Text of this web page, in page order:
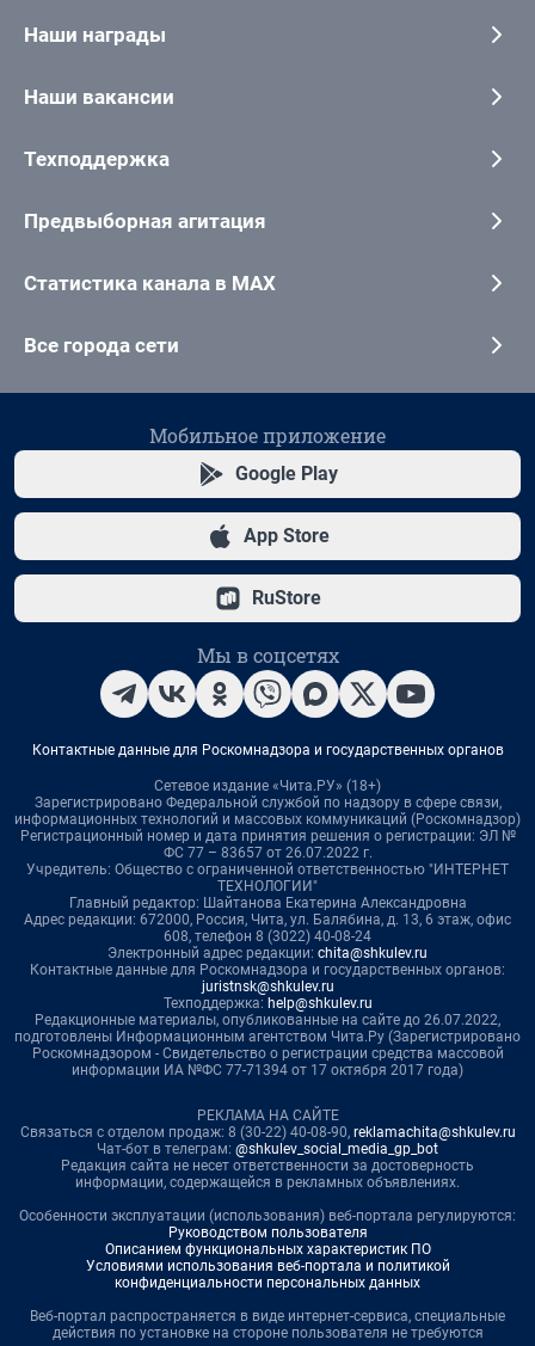
Наши награды
Наши вакансии
Техподдержка
Предвыборная агитация
Статистика канала в MAX
Все города сети
Мобильное приложение
Google Play
App Store
RuStore
Мы в соцсетях
Контактные данные для Роскомнадзора и государственных органов
Сетевое издание «Чита.РУ» (18+)
Зарегистрировано Федеральной службой по надзору в сфере связи,
информационных технологий и массовых коммуникаций (Роскомнадзор)
Регистрационный номер и дата принятия решения о регистрации: ЭЛ №
ФС 77 – 83657 от 26.07.2022 г.
Учредитель: Общество с ограниченной ответственностью "ИНТЕРНЕТ
ТЕХНОЛОГИИ"
Главный редактор: Шайтанова Екатерина Александровна
Адрес редакции: 672000, Россия, Чита, ул. Балябина, д. 13, 6 этаж, офис
608, телефон 8 (3022) 40-08-24
Электронный адрес редакции: chita@shkulev.ru
Контактные данные для Роскомнадзора и государственных органов:
juristnsk@shkulev.ru
Техподдержка: help@shkulev.ru
Редакционные материалы, опубликованные на сайте до 26.07.2022,
подготовлены Информационным агентством Чита.Ру (Зарегистрировано
Роскомнадзором - Свидетельство о регистрации средства массовой
информации ИА №ФС 77-71394 от 17 октября 2017 года)
РЕКЛАМА НА САЙТЕ
Связаться с отделом продаж: 8 (30-22) 40-08-90, reklamachita@shkulev.ru
Чат-бот в телеграм: @shkulev_social_media_gp_bot
Редакция сайта не несет ответственности за достоверность
информации, содержащейся в рекламных объявлениях.
Особенности эксплуатации (использования) веб-портала регулируются:
Руководством пользователя
Описанием функциональных характеристик ПО
Условиями использования веб-портала и политикой
конфиденциальности персональных данных
Веб-портал распространяется в виде интернет-сервиса, специальные
действия по установке на стороне пользователя не требуются